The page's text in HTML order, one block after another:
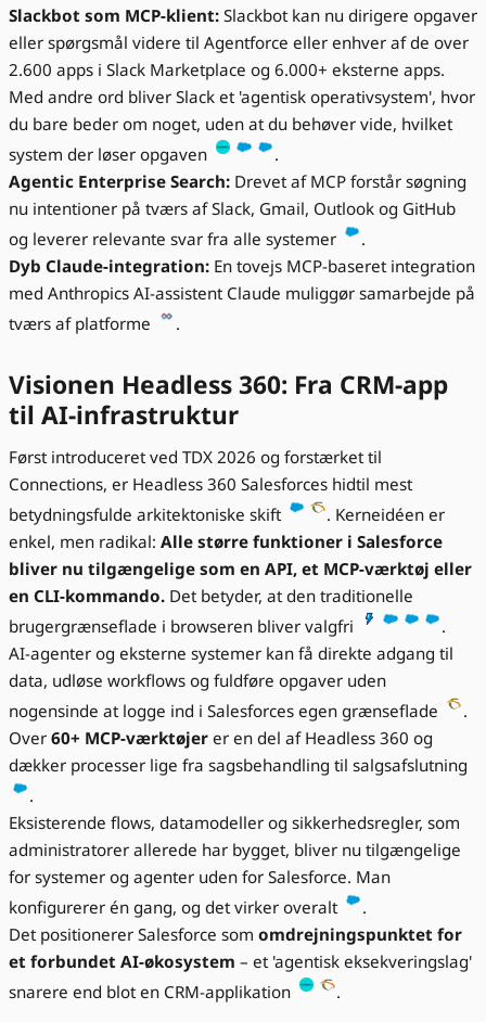
Slackbot som MCP-klient: Slackbot kan nu dirigere opgaver
eller spørgsmål videre til Agentforce eller enhver af de over
2.600 apps i Slack Marketplace og 6.000+ eksterne apps.
Med andre ord bliver Slack et 'agentisk operativsystem', hvor
du bare beder om noget, uden at du behøver vide, hvilket
system der løser opgaven
.
Agentic Enterprise Search: Drevet af MCP forstår søgning
nu intentioner på tværs af Slack, Gmail, Outlook og GitHub
og leverer relevante svar fra alle systemer
.
Dyb Claude-integration: En tovejs MCP-baseret integration
med Anthropics AI-assistent Claude muliggør samarbejde på
tværs af platforme
.
Visionen Headless 360: Fra CRM-app
til AI-infrastruktur
Først introduceret ved TDX 2026 og forstærket til
Connections, er Headless 360 Salesforces hidtil mest
betydningsfulde arkitektoniske skift
. Kerneidéen er
enkel, men radikal: Alle større funktioner i Salesforce
bliver nu tilgængelige som en API, et MCP-værktøj eller
en CLI-kommando. Det betyder, at den traditionelle
brugergrænseflade i browseren bliver valgfri
.
AI-agenter og eksterne systemer kan få direkte adgang til
data, udløse workflows og fuldføre opgaver uden
nogensinde at logge ind i Salesforces egen grænseflade
.
Over 60+ MCP-værktøjer er en del af Headless 360 og
dækker processer lige fra sagsbehandling til salgsafslutning
.
Eksisterende flows, datamodeller og sikkerhedsregler, som
administratorer allerede har bygget, bliver nu tilgængelige
for systemer og agenter uden for Salesforce. Man
konfigurerer én gang, og det virker overalt
.
Det positionerer Salesforce som omdrejningspunktet for
et forbundet AI-økosystem – et 'agentisk eksekveringslag'
snarere end blot en CRM-applikation
.